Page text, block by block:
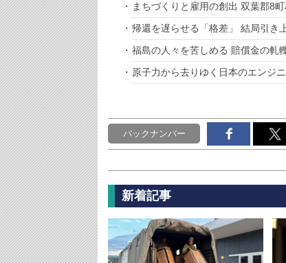
まちづくりと雇用の創出 双葉郡8
帰還を遅らせる「格差」 結局引き
福島の人々を苦しめる 賠償金の軋
原子力から去りゆく日本のエンジ
バックナンバー
新着記事